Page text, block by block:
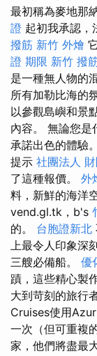
最初稱為麥地那
證 起初我承認，
撥筋 新竹 外燴
證 期限 新竹 撥
是一種無人物的
所有加勒比海的
以參觀島嶼和景
內容。 無論您是
承諾出色的體驗。
提示 社團法人
了這種報價。 外
料，新鮮的海洋
vend.gl.tk，b's
的。 台胞證新北
上最令人印象深
三艘必備船。 優
蹟，這些精心製
大到苛刻的旅行
Cruises使用
一次（但可重複
家，他們將盡最